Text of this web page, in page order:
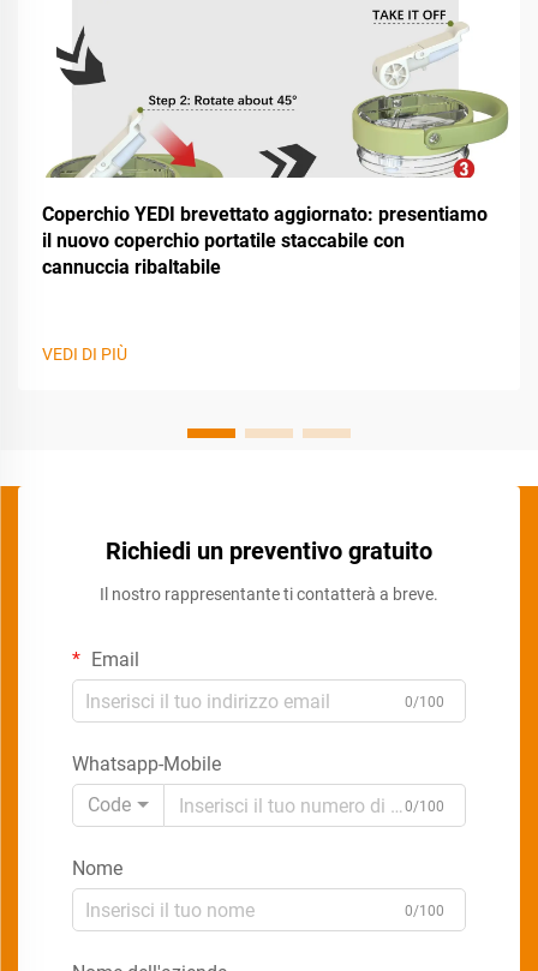
Coperchio YEDI brevettato aggiornato: presentiamo
il nuovo coperchio portatile staccabile con
cannuccia ribaltabile
VEDI DI PIÙ
Richiedi un preventivo gratuito
Il nostro rappresentante ti contatterà a breve.
Email
0/100
Whatsapp-Mobile
Code
0/100
Nome
0/100